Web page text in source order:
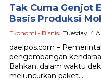
Tak Cuma Genjot
Basis Produksi
Ekonomi - Bisnis | Tuesday, 4
daelpos.com –
pengembangan
Bahkan, dalam waktu
meluncurkan paket…